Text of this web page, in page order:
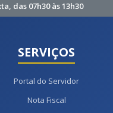
das 07h30 às 13h30
SERVIÇOS
Portal do Servidor
Nota Fiscal